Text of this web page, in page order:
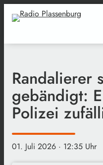
Randalierer
gebändigt:
Polizei
01. Juli 2026 · 12:35 Uhr